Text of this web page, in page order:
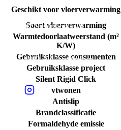
Sierenborch 10
1043 BA Amsterdam
Geschikt voor vloerverwarming
Soort vloerverwarming
Warmtedoorlaatweerstand (m²
K/W)
Gebruiksklasse consumenten
Gebruiksklasse project
Silent Rigid Click
vtwonen
Antislip
Brandclassificatie
Formaldehyde emissie